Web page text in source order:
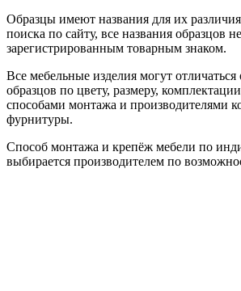
Образцы имеют названия для их
поиска по сайту, все названия образцов
зарегистрированным товарным знаком.
Все мебельные изделия могут
образцов по цвету, размеру,
способами монтажа и производителями
фурнитуры.
Способ монтажа и крепёж мебели по
выбирается производителем по